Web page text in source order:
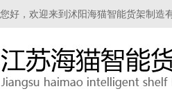
您好，欢迎来到沭阳海猫智能货架制造